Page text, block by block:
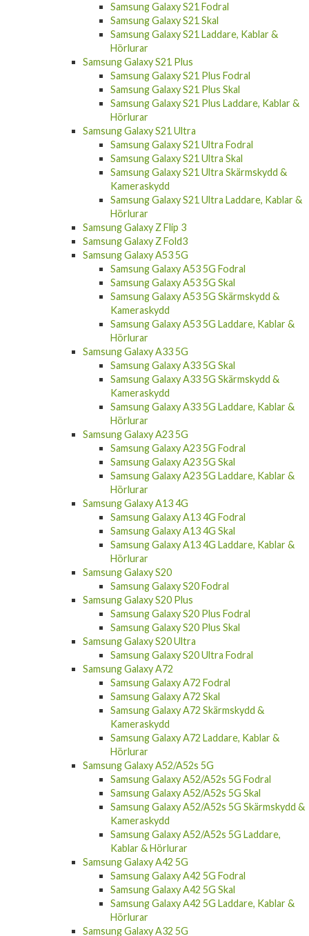
Samsung Galaxy S21 Fodral
Samsung Galaxy S21 Skal
Samsung Galaxy S21 Laddare, Kablar &
Hörlurar
Samsung Galaxy S21 Plus
Samsung Galaxy S21 Plus Fodral
Samsung Galaxy S21 Plus Skal
Samsung Galaxy S21 Plus Laddare, Kablar &
Hörlurar
Samsung Galaxy S21 Ultra
Samsung Galaxy S21 Ultra Fodral
Samsung Galaxy S21 Ultra Skal
Samsung Galaxy S21 Ultra Skärmskydd &
Kameraskydd
Samsung Galaxy S21 Ultra Laddare, Kablar &
Hörlurar
Samsung Galaxy Z Flip 3
Samsung Galaxy Z Fold3
Samsung Galaxy A53 5G
Samsung Galaxy A53 5G Fodral
Samsung Galaxy A53 5G Skal
Samsung Galaxy A53 5G Skärmskydd &
Kameraskydd
Samsung Galaxy A53 5G Laddare, Kablar &
Hörlurar
Samsung Galaxy A33 5G
Samsung Galaxy A33 5G Skal
Samsung Galaxy A33 5G Skärmskydd &
Kameraskydd
Samsung Galaxy A33 5G Laddare, Kablar &
Hörlurar
Samsung Galaxy A23 5G
Samsung Galaxy A23 5G Fodral
Samsung Galaxy A23 5G Skal
Samsung Galaxy A23 5G Laddare, Kablar &
Hörlurar
Samsung Galaxy A13 4G
Samsung Galaxy A13 4G Fodral
Samsung Galaxy A13 4G Skal
Samsung Galaxy A13 4G Laddare, Kablar &
Hörlurar
Samsung Galaxy S20
Samsung Galaxy S20 Fodral
Samsung Galaxy S20 Plus
Samsung Galaxy S20 Plus Fodral
Samsung Galaxy S20 Plus Skal
Samsung Galaxy S20 Ultra
Samsung Galaxy S20 Ultra Fodral
Samsung Galaxy A72
Samsung Galaxy A72 Fodral
Samsung Galaxy A72 Skal
Samsung Galaxy A72 Skärmskydd &
Kameraskydd
Samsung Galaxy A72 Laddare, Kablar &
Hörlurar
Samsung Galaxy A52/A52s 5G
Samsung Galaxy A52/A52s 5G Fodral
Samsung Galaxy A52/A52s 5G Skal
Samsung Galaxy A52/A52s 5G Skärmskydd &
Kameraskydd
Samsung Galaxy A52/A52s 5G Laddare,
Kablar & Hörlurar
Samsung Galaxy A42 5G
Samsung Galaxy A42 5G Fodral
Samsung Galaxy A42 5G Skal
Samsung Galaxy A42 5G Laddare, Kablar &
Hörlurar
Samsung Galaxy A32 5G